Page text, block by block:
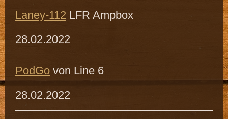
Laney-112 LFR Ampbox
28.02.2022
PodGo von Line 6
28.02.2022